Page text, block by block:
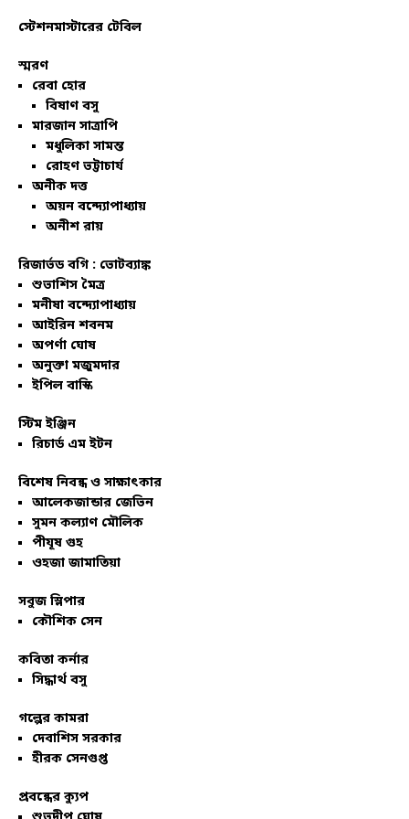
স্টেশনমাস্টারের টেবিল
স্মরণ
রেবা হোর
বিষাণ বসু
মারজান সাত্রাপি
মধুলিকা সামন্ত
রোহণ ভট্টাচার্য
অনীক দত্ত
অয়ন বন্দ্যোপাধ্যায়
অনীশ রায়
রিজার্ভড বগি : ভোটব্যাঙ্ক
শুভাশিস মৈত্র
মনীষা বন্দ্যোপাধ্যায়
আইরিন শবনম
অপর্ণা ঘোষ
অনুক্তা মজুমদার
ইপিল বাস্কি
স্টিম ইঞ্জিন
রিচার্ড এম ইটন
বিশেষ নিবন্ধ ও সাক্ষাৎকার
আলেকজান্ডার জেভিন
সুমন কল্যাণ মৌলিক
পীযূষ গুহ
ওহজা জামাতিয়া
সবুজ স্লিপার
কৌশিক সেন
কবিতা কর্নার
সিদ্ধার্থ বসু
গল্পের কামরা
দেবাশিস সরকার
হীরক সেনগুপ্ত
প্রবন্ধের ক্যুপ